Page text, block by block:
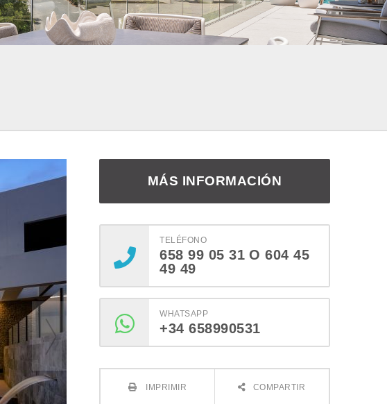
MÁS INFORMACIÓN
TELÉFONO
658 99 05 31 O 604 45
49 49
WHATSAPP
+34 658990531
IMPRIMIR COMPARTIR